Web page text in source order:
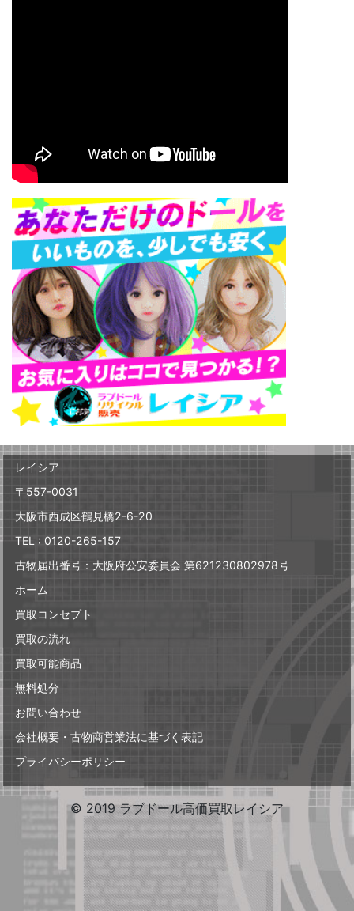
レイシア
〒557-0031
大阪市西成区鶴見橋2-6-20
TEL : 0120-265-157
古物届出番号：大阪府公安委員会 第621230802978号
ホーム
買取コンセプト
買取の流れ
買取可能商品
無料処分
お問い合わせ
会社概要・古物商営業法に基づく表記
プライバシーポリシー
© 2019 ラブドール高価買取レイシア